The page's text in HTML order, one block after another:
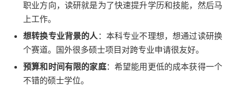
职业方向，读研就是为了快速提升学历和技能，然后马
上工作。
想转换专业背景的人：本科专业不理想，想通过读研换
个赛道。国外很多硕士项目对跨专业申请很友好。
预算和时间有限的家庭：希望能用更低的成本获得一个
不错的硕士学位。